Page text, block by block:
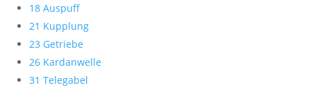
18 Auspuff
21 Kupplung
23 Getriebe
26 Kardanwelle
31 Telegabel